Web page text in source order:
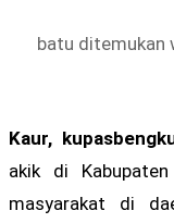
batu ditemukan
Kaur,
akik di
masyarakat di